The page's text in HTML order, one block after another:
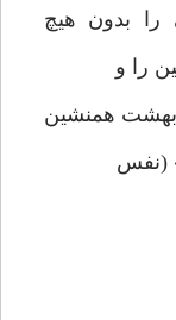
را بدون هيچ
را و
بهشت همنشين
(نفس